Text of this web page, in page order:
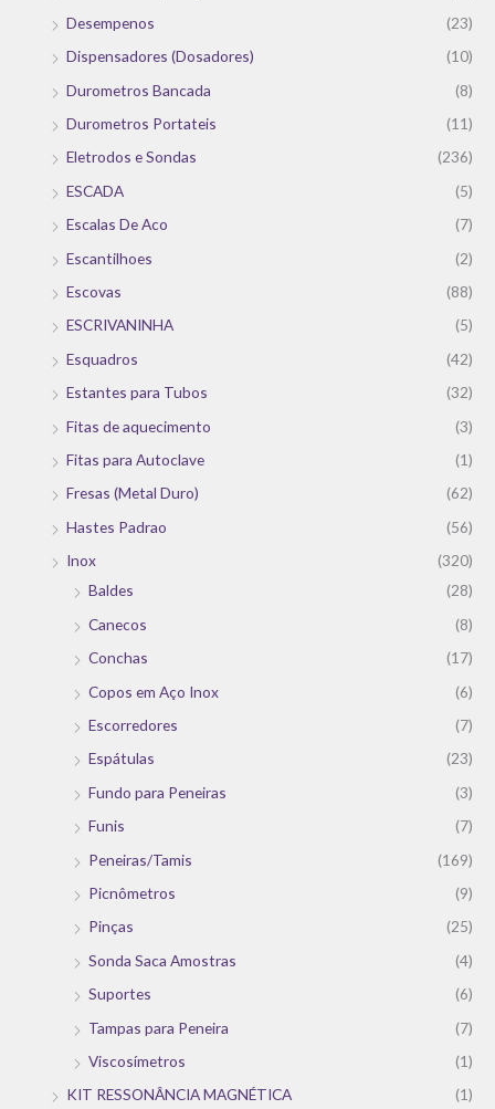
Desempenos
(23)
Dispensadores (Dosadores)
(10)
Durometros Bancada
(8)
Durometros Portateis
(11)
Eletrodos e Sondas
(236)
ESCADA
(5)
Escalas De Aco
(7)
Escantilhoes
(2)
Escovas
(88)
ESCRIVANINHA
(5)
Esquadros
(42)
Estantes para Tubos
(32)
Fitas de aquecimento
(3)
Fitas para Autoclave
(1)
Fresas (Metal Duro)
(62)
Hastes Padrao
(56)
Inox
(320)
Baldes
(28)
Canecos
(8)
Conchas
(17)
Copos em Aço Inox
(6)
Escorredores
(7)
Espátulas
(23)
Fundo para Peneiras
(3)
Funis
(7)
Peneiras/Tamis
(169)
Picnômetros
(9)
Pinças
(25)
Sonda Saca Amostras
(4)
Suportes
(6)
Tampas para Peneira
(7)
Viscosímetros
(1)
KIT RESSONÂNCIA MAGNÉTICA
(1)